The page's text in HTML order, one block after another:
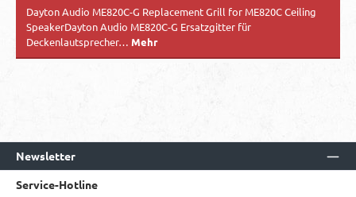
Dayton Audio ME820C-G Replacement Grill for ME820C Ceiling
SpeakerDayton Audio ME820C-G Ersatzgitter für
Deckenlautsprecher… Mehr
Newsletter
Service-Hotline